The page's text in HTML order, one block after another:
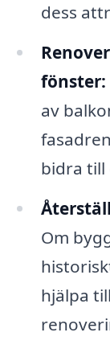
dess
fönster:
av
bidra
Om
hjälpa